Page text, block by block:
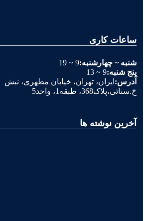
ساعات کاری
شنبه ~ چهارشنبه:9 ~ 19
پنج شنبه:9 ~ 13
آدرس: ایران، تهران، خیابان مطهری، نبش
خ.سنائی،پلاک368، طبقه1، واحد5
آخرین نوشته ها